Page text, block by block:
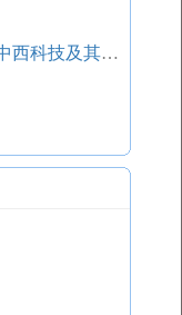
原道心以敷章，研神理而設教——中西科技及其哲學與文化基礎的差異